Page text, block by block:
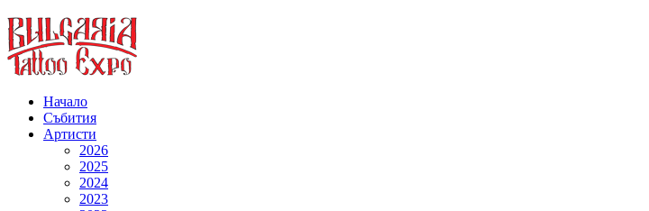
Начало
Събития
Артисти
2026
2025
2024
2023